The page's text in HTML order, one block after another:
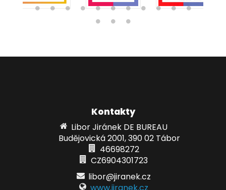
Kontakty
Libor Jiránek DE BUREAU
Budějovická 2001, 390 02 Tábor
46698272
CZ6904301723
libor@jiranek.cz
www.jiranek.cz